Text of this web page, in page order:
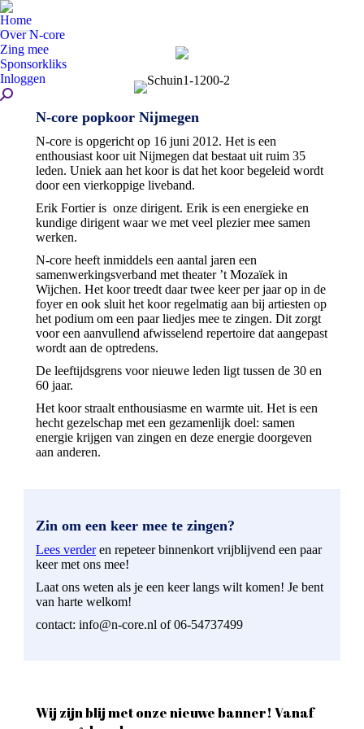
Home
Over N-core
Zing mee
Sponsorkliks
Inloggen
Zoeken:
N-core popkoor Nijmegen
N-core is opgericht op 16 juni 2012. Het is een
enthousiast koor uit Nijmegen dat bestaat uit ruim 35
leden. Uniek aan het koor is dat het koor begeleid wordt
door een vierkoppige liveband.
Erik Fortier is onze dirigent. Erik is een energieke en
kundige dirigent waar we met veel plezier mee samen
werken.
N-core heeft inmiddels een aantal jaren een
samenwerkingsverband met theater ’t Mozaïek in
Wijchen. Het koor treedt daar twee keer per jaar op in de
foyer en ook sluit het koor regelmatig aan bij artiesten op
het podium om een paar liedjes mee te zingen. Dit zorgt
voor een aanvullend afwisselend repertoire dat aangepast
wordt aan de optredens.
De leeftijdsgrens voor nieuwe leden ligt tussen de 30 en
60 jaar.
Het koor straalt enthousiasme en warmte uit. Het is een
hecht gezelschap met een gezamenlijk doel: samen
energie krijgen van zingen en deze energie doorgeven
aan anderen.
Zin om een keer mee te zingen?
Lees verderen repeteer binnenkort vrijblijvend een paar
keer met ons mee!
Laat ons weten als je een keer langs wilt komen! Je bent
van harte welkom!
contact: info@n-core.nl of 06-54737499
Wij zijn blij met onze nieuwe banner! Vanaf